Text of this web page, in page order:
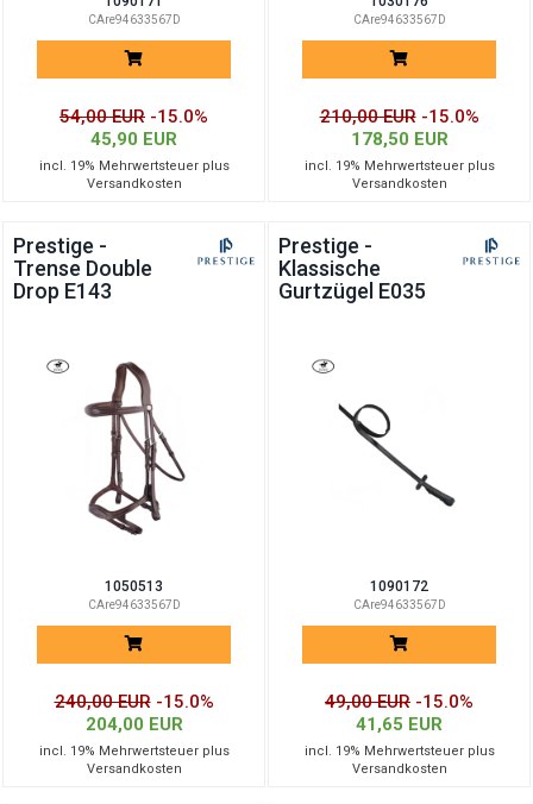
CAre94633567D
54,00 EUR -15.0%
45,90 EUR
incl. 19% Mehrwertsteuer plus
Versandkosten
CAre94633567D
210,00 EUR -15.0%
178,50 EUR
incl. 19% Mehrwertsteuer plus
Versandkosten
Prestige -
Trense Double
Drop E143
1050513
CAre94633567D
240,00 EUR -15.0%
204,00 EUR
incl. 19% Mehrwertsteuer plus
Versandkosten
Prestige -
Klassische
Gurtzügel E035
1090172
CAre94633567D
49,00 EUR -15.0%
41,65 EUR
incl. 19% Mehrwertsteuer plus
Versandkosten